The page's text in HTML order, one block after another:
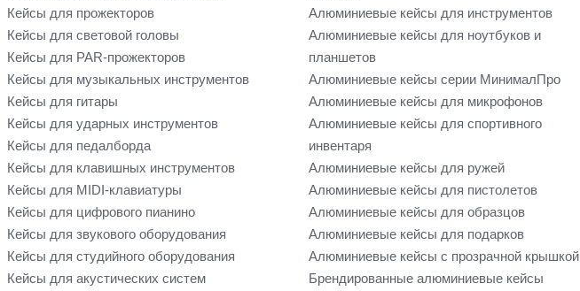
Кейсы для прожекторов
Кейсы для световой головы
Кейсы для PAR-прожекторов
Кейсы для музыкальных инструментов
Кейсы для гитары
Кейсы для ударных инструментов
Кейсы для педалборда
Кейсы для клавишных инструментов
Кейсы для MIDI-клавиатуры
Кейсы для цифрового пианино
Кейсы для звукового оборудования
Кейсы для студийного оборудования
Кейсы для акустических систем
Алюминиевые кейсы для инструментов
Алюминиевые кейсы для ноутбуков и
планшетов
Алюминиевые кейсы серии МинималПро
Алюминиевые кейсы для микрофонов
Алюминиевые кейсы для спортивного
инвентаря
Алюминиевые кейсы для ружей
Алюминиевые кейсы для пистолетов
Алюминиевые кейсы для образцов
Алюминиевые кейсы для подарков
Алюминиевые кейсы с прозрачной крышкой
Брендированные алюминиевые кейсы